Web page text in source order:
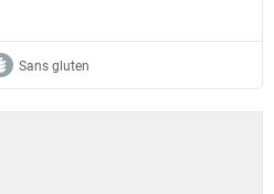
Sans gluten